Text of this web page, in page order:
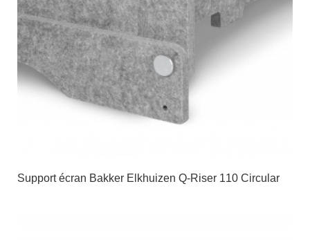
Support écran Bakker Elkhuizen Q-Riser 110 Circular